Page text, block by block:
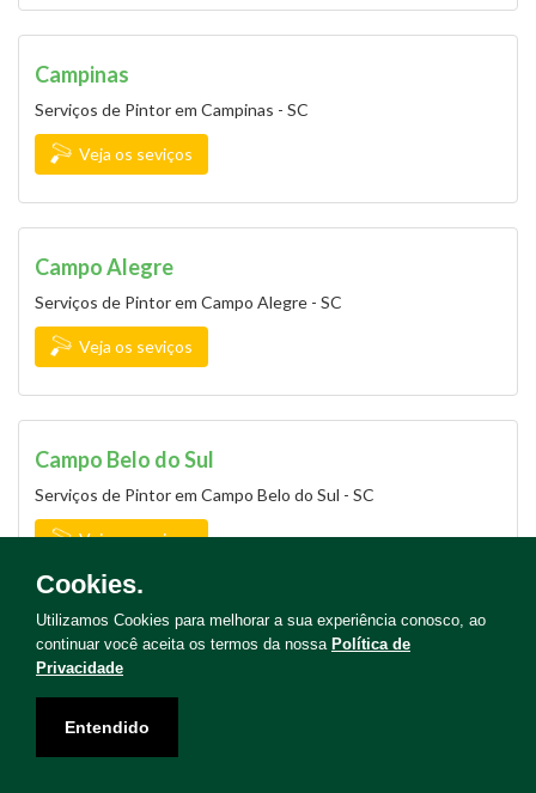
Campinas
Serviços de Pintor em Campinas - SC
Veja os seviços
Campo Alegre
Serviços de Pintor em Campo Alegre - SC
Veja os seviços
Campo Belo do Sul
Serviços de Pintor em Campo Belo do Sul - SC
Veja os seviços
Campo Erê
Veja os seviços
Cookies.
Utilizamos Cookies para melhorar a sua experiência conosco, ao
continuar você aceita os termos da nossa Política de
Privacidade
Entendido